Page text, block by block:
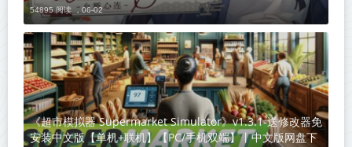
54895 阅读 ， 06-02
《超市模拟器 Supermarket Simulator》v1.3.1-送修改器免
安装中文版【单机+联机】【PC/手机双端】丨中文版网盘下